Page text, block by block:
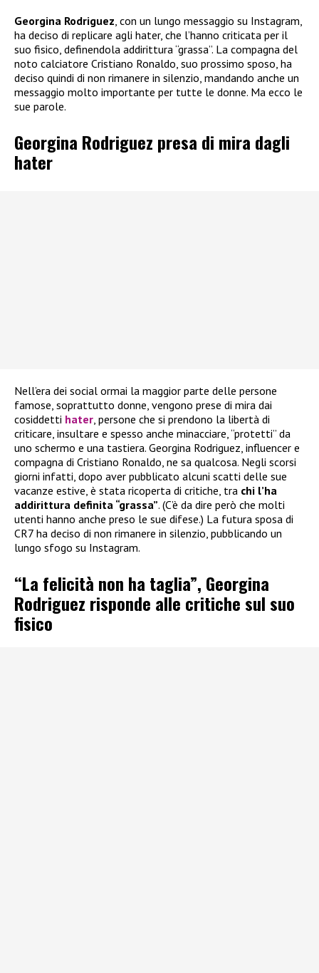
Georgina Rodriguez , con un lungo messaggio su Instagram,
ha deciso di replicare agli hater, che l’hanno criticata per il
suo fisico, definendola addirittura “grassa”. La compagna del
noto calciatore Cristiano Ronaldo, suo prossimo sposo, ha
deciso quindi di non rimanere in silenzio, mandando anche un
messaggio molto importante per tutte le donne. Ma ecco le
sue parole.
Georgina Rodriguez presa di mira dagli
hater
Nell’era dei social ormai la maggior parte delle persone
famose, soprattutto donne, vengono prese di mira dai
cosiddetti hater , persone che si prendono la libertà di
criticare, insultare e spesso anche minacciare, “protetti” da
uno schermo e una tastiera. Georgina Rodriguez, influencer e
compagna di Cristiano Ronaldo, ne sa qualcosa. Negli scorsi
giorni infatti, dopo aver pubblicato alcuni scatti delle sue
vacanze estive, è stata ricoperta di critiche, tra chi l’ha
addirittura definita “grassa”. (C’è da dire però che molti
utenti hanno anche preso le sue difese.) La futura sposa di
CR7 ha deciso di non rimanere in silenzio, pubblicando un
lungo sfogo su Instagram.
“La felicità non ha taglia”, Georgina
Rodriguez risponde alle critiche sul suo
fisico